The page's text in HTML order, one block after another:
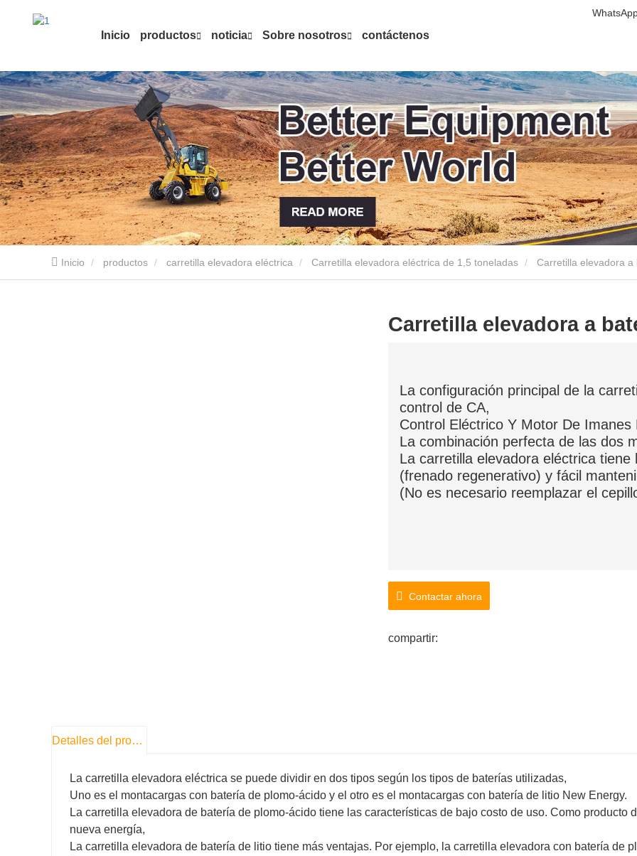
Inicio productos noticia Sobre nosotros contáctenos
Inicio productos carretilla elevadora eléctrica Carretilla elevadora eléctrica de 1,5 toneladas Carretilla elevadora
Carretilla elevadora a
La configuración principal de la
control de CA,
Control Eléctrico Y Motor De Imanes
La combinación perfecta de las dos
La carretilla elevadora eléctrica
(frenado regenerativo) y fácil
(No es necesario reemplazar el
Contactar ahora
compartir:
Detalles del producto
La carretilla elevadora eléctrica se puede dividir en dos tipos según los tipos de baterías utilizadas,
Uno es el montacargas con batería de plomo-ácido y el otro es el montacargas con batería de litio New Energy.
La carretilla elevadora de batería de plomo-ácido tiene las características de bajo costo de uso. Como producto
nueva energía,
La carretilla elevadora de batería de litio tiene más ventajas. Por ejemplo, la carretilla elevadora con batería de